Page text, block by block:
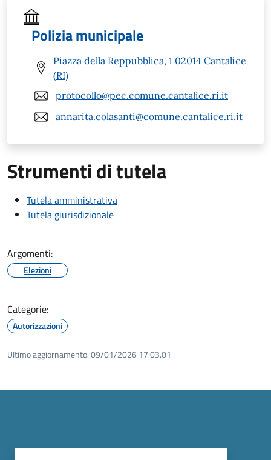
Polizia municipale
Piazza della Reppubblica, 1 02014 Cantalice
(RI)
protocollo@pec.comune.cantalice.ri.it
annarita.colasanti@comune.cantalice.ri.it
Strumenti di tutela
Tutela amministrativa
Tutela giurisdizionale
Argomenti:
Elezioni
Categorie:
Autorizzazioni
Ultimo aggiornamento:09/01/2026 17:03.01